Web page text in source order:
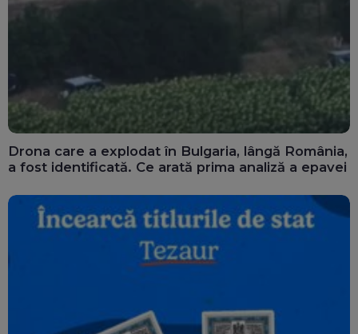
Drona care a explodat în Bulgaria, lângă România,
a fost identificată. Ce arată prima analiză a epavei